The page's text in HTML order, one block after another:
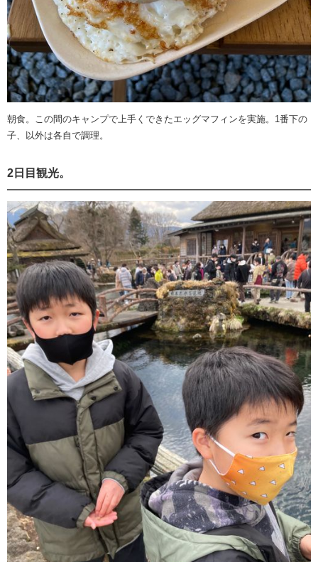
朝食。この間のキャンプで上手くできたエッグマフィンを実施。1番下の
子、以外は各自で調理。
2日目観光。